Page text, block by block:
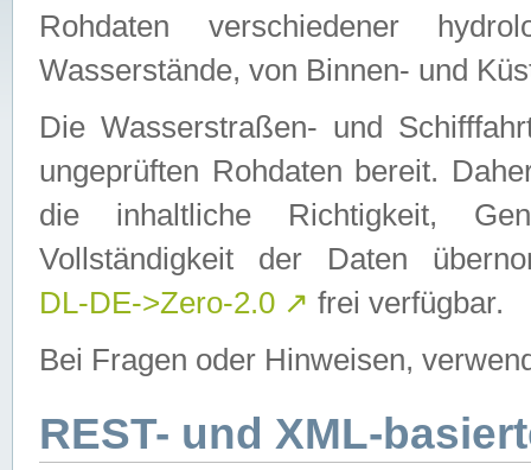
Rohdaten verschiedener
Wasserstände, von Binnen- und
Die Wasserstraßen- und
ungeprüften Rohdaten bereit.
die inhaltliche Richtigkeit,
Vollständigkeit der Daten
DL-DE->Zero-2.0 ↗ frei verfügbar.
Bei Fragen oder Hinweisen,
REST- und XML-